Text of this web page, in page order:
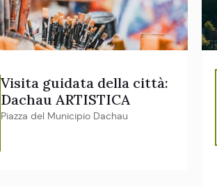
Visita guidata della città:
Dachau ARTISTICA
Piazza del Municipio Dachau